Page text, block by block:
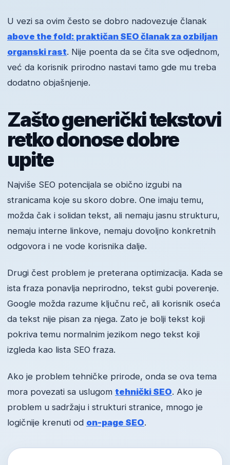
U vezi sa ovim često se dobro nadovezuje članak
above the fold: praktičan SEO članak za ozbiljan
organski rast. Nije poenta da se čita sve odjednom,
već da korisnik prirodno nastavi tamo gde mu treba
dodatno objašnjenje.
Zašto generički tekstovi
retko donose dobre
upite
Najviše SEO potencijala se obično izgubi na
stranicama koje su skoro dobre. One imaju temu,
možda čak i solidan tekst, ali nemaju jasnu strukturu,
nemaju interne linkove, nemaju dovoljno konkretnih
odgovora i ne vode korisnika dalje.
Drugi čest problem je preterana optimizacija. Kada se
ista fraza ponavlja neprirodno, tekst gubi poverenje.
Google možda razume ključnu reč, ali korisnik oseća
da tekst nije pisan za njega. Zato je bolji tekst koji
pokriva temu normalnim jezikom nego tekst koji
izgleda kao lista SEO fraza.
Ako je problem tehničke prirode, onda se ova tema
mora povezati sa uslugom tehnički SEO. Ako je
problem u sadržaju i strukturi stranice, mnogo je
logičnije krenuti od on-page SEO.